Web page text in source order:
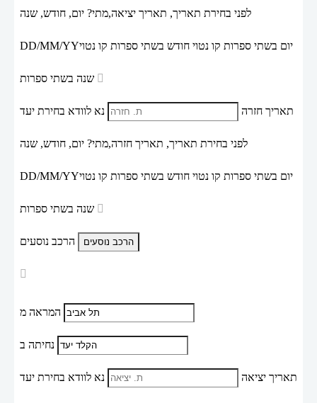
לפני בחירת תאריך, תאריך יציאה,מתי? יום, חודש, שנה
DD/MM/YYיום בשתי ספרות קו נטוי חודש בשתי ספרות קו נטוי
תאריך חזרה נא לוודא בחירת יעד
לפני בחירת תאריך, תאריך חזרה,מתי? יום, חודש, שנה
DD/MM/YYיום בשתי ספרות קו נטוי חודש בשתי ספרות קו נטוי
הרכב נוסעים
המראה מ
נחיתה ב
תאריך יציאה נא לוודא בחירת יעד